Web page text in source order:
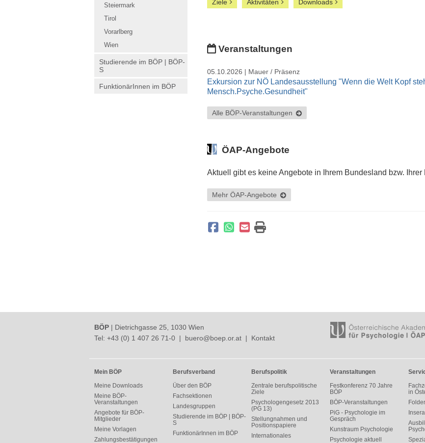
Steiermark
Tirol
Vorarlberg
Wien
Studierende im BÖP | BÖP-
S
FunktionärInnen im BÖP
Ziele Aktivitäten Downloads
Veranstaltungen
05.10.2026 | Mauer / Präsenz
Exkursion zur NÖ Landesausstellung "Wenn die Welt Kopf
Mensch.Psyche.Gesundheit"
Alle BÖP-Veranstaltungen
ÖAP-Angebote
Aktuell gibt es keine Angebote in Ihrem Bundesland bzw. Ihrer
Mehr ÖAP-Angebote
BÖP | Dietrichgasse 25, 1030 Wien
Tel: +43 (0) 1 407 26 71-0 | buero@boep.or.at | Kontakt
Mein BÖP
Meine Downloads
Meine BÖP-
Veranstaltungen
Angebote für BÖP-
Mitglieder
Meine Vorlagen
Zahlungsbestätigungen
Berufsverband
Über den BÖP
Fachsektionen
Landesgruppen
Studierende im BÖP | BÖP-
S
FunktionärInnen im BÖP
Berufspolitik
Zentrale berufspolitische
Ziele
Psychologengesetz 2013
(PG 13)
Stellungnahmen und
Positionspapiere
Internationales
Veranstaltungen
Festkonferenz 70 Jahre
BÖP
BÖP-Veranstaltungen
PiG - Psychologie im
Gespräch
Kunstraum Psychologie
Psychologie aktuell
in